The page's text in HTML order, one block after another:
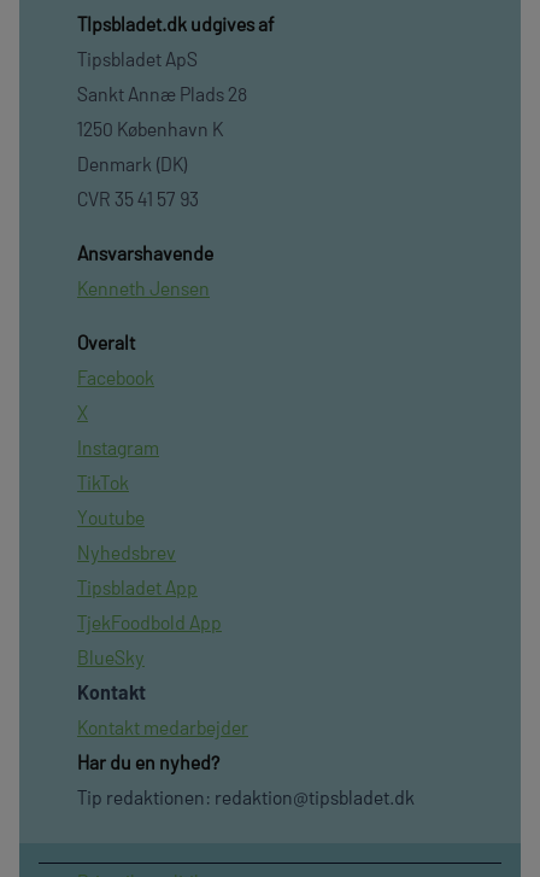
TIpsbladet.dk udgives af
Tipsbladet ApS
Sankt Annæ Plads 28
1250 København K
Denmark (DK)
CVR 35 41 57 93
Ansvarshavende
Kenneth Jensen
Overalt
Facebook
X
Instagram
TikTok
Youtube
Nyhedsbrev
Tipsbladet App
TjekFoodbold App
BlueSky
Kontakt
Kontakt medarbejder
Har du en nyhed?
Tip redaktionen: redaktion@tipsbladet.dk